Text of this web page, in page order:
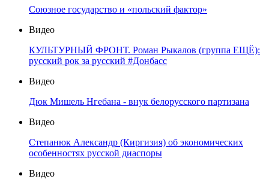
Союзное государство и «польский фактор»
Видео
КУЛЬТУРНЫЙ ФРОНТ. Роман Рыкалов (группа ЕЩЁ):
русский рок за русский #Донбасс
Видео
Дюк Мишель Нгебана - внук белорусского партизана
Видео
Степанюк Александр (Киргизия) об экономических
особенностях русской диаспоры
Видео